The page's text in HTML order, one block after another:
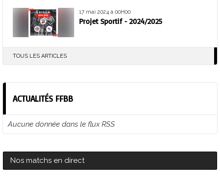
17 mai 2024 à 00H00
Projet Sportif - 2024/2025
TOUS LES ARTICLES
ACTUALITÉS FFBB
Aucune donnée dans le flux RSS
Nos matchs en direct